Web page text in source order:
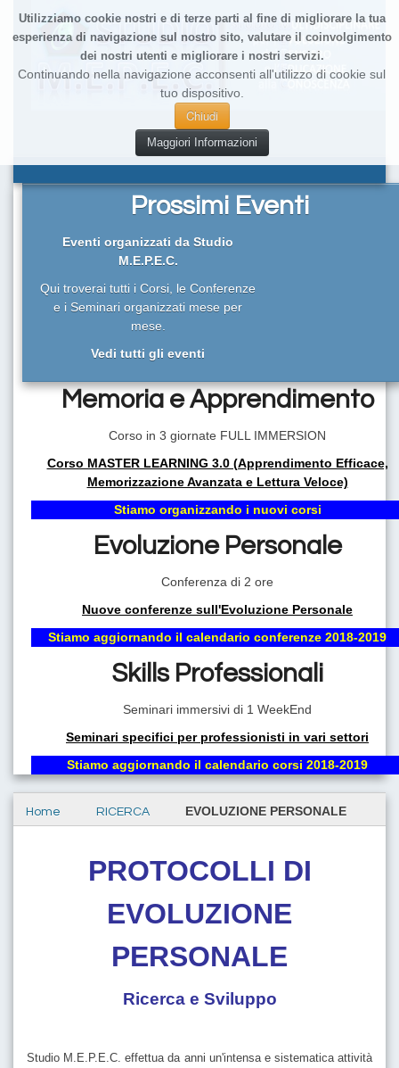
Utilizziamo cookie nostri e di terze parti al fine di migliorare la tua
esperienza di navigazione sul nostro sito, valutare il coinvolgimento
dei nostri utenti e migliorare i nostri servizi.
Continuando nella navigazione acconsenti all'utilizzo di cookie sul
tuo dispositivo.
Chiudi
Maggiori Informazioni
Prossimi Eventi
Eventi organizzati da Studio
M.E.P.E.C.
Qui troverai tutti i Corsi, le Conferenze
e i Seminari organizzati mese per
mese.
Vedi tutti gli eventi
Memoria e Apprendimento
Corso in 3 giornate FULL IMMERSION
Corso MASTER LEARNING 3.0 (Apprendimento Efficace,
Memorizzazione Avanzata e Lettura Veloce)
Stiamo organizzando i nuovi corsi
Evoluzione Personale
Conferenza di 2 ore
Nuove conferenze sull'Evoluzione Personale
Stiamo aggiornando il calendario conferenze 2018-2019
Skills Professionali
Seminari immersivi di 1 WeekEnd
Seminari specifici per professionisti in vari settori
Stiamo aggiornando il calendario corsi 2018-2019
Home RICERCA EVOLUZIONE PERSONALE
PROTOCOLLI DI
EVOLUZIONE
PERSONALE
Ricerca e Sviluppo
Studio M.E.P.E.C. effettua da anni un'intensa e sistematica attività